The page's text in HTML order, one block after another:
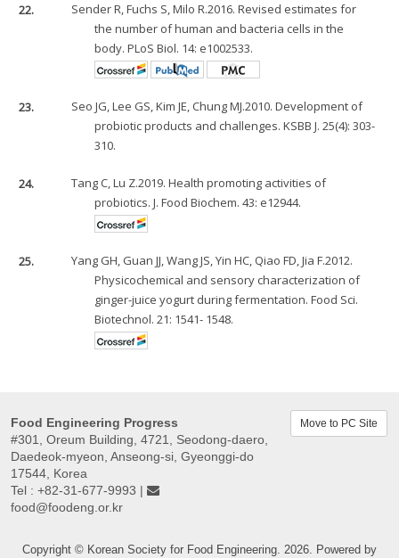
22.
Sender R, Fuchs S, Milo R.2016. Revised estimates for
the number of human and bacteria cells in the
body. PLoS Biol. 14: e1002533.
23.
Seo JG, Lee GS, Kim JE, Chung MJ.2010. Development of
probiotic products and challenges. KSBB J. 25(4): 303-
310.
24.
Tang C, Lu Z.2019. Health promoting activities of
probiotics. J. Food Biochem. 43: e12944.
25.
Yang GH, Guan JJ, Wang JS, Yin HC, Qiao FD, Jia F.2012.
Physicochemical and sensory characterization of
ginger-juice yogurt during fermentation. Food Sci.
Biotechnol. 21: 1541- 1548.
Food Engineering Progress
#301, Oreum Building, 4721, Seodong-daero,
Daedeok-myeon, Anseong-si, Gyeonggi-do
17544, Korea
Tel : +82-31-677-9993 |
food@foodeng.or.kr
Move to PC Site
Copyright © Korean Society for Food Engineering. 2026. Powered by